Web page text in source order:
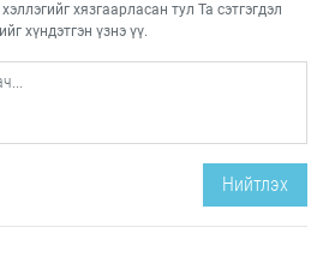
хязгаарласан тул Та сэтгэгдэл
хүндэтгэн үзнэ үү.
Нийтлэх